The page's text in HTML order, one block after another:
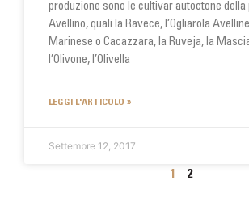
produzione sono le cultivar autoctone della
Avellino, quali la Ravece, l’Ogliarola
Marinese o Cacazzara, la Ruveja, la
l’Olivone, l’Olivella
LEGGI L'ARTICOLO »
Settembre 12, 2017
1 2